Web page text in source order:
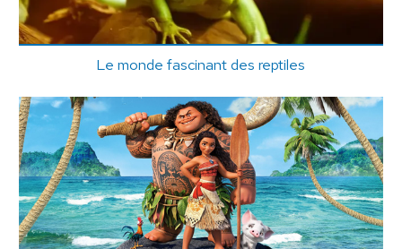
Le monde fascinant des reptiles